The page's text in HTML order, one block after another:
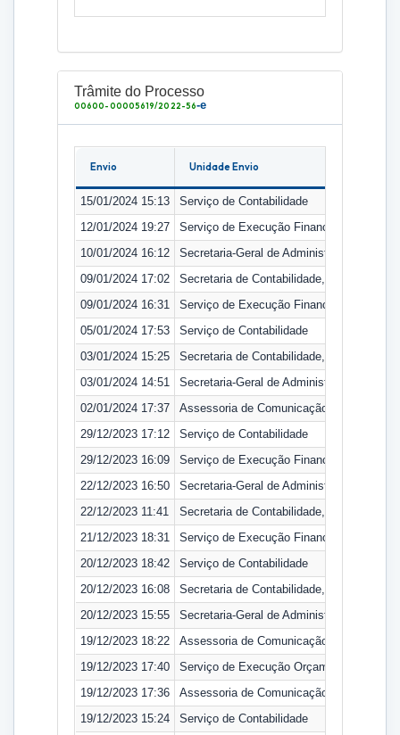
Trâmite do Processo
00600-00005619/2022-56-e
Envio Unidade Envio
15/01/2024 15:13
Serviço de Contabilidade
12/01/2024 19:27
Serviço de Execução Financeira
10/01/2024 16:12
Secretaria-Geral de Administração
09/01/2024 17:02
Secretaria de Contabilidade, Orçamento e
09/01/2024 16:31
Serviço de Execução Financeira
05/01/2024 17:53
Serviço de Contabilidade
03/01/2024 15:25
Secretaria de Contabilidade, Orçamento e
03/01/2024 14:51
Secretaria-Geral de Administração
02/01/2024 17:37
Assessoria de Comunicação Institucional
29/12/2023 17:12
Serviço de Contabilidade
29/12/2023 16:09
Serviço de Execução Financeira
22/12/2023 16:50
Secretaria-Geral de Administração
22/12/2023 11:41
Secretaria de Contabilidade, Orçamento e
21/12/2023 18:31
Serviço de Execução Financeira
20/12/2023 18:42
Serviço de Contabilidade
20/12/2023 16:08
Secretaria de Contabilidade, Orçamento e
20/12/2023 15:55
Secretaria-Geral de Administração
19/12/2023 18:22
Assessoria de Comunicação Institucional
19/12/2023 17:40
Serviço de Execução Orçamentária
19/12/2023 17:36
Assessoria de Comunicação Institucional
19/12/2023 15:24
Serviço de Contabilidade